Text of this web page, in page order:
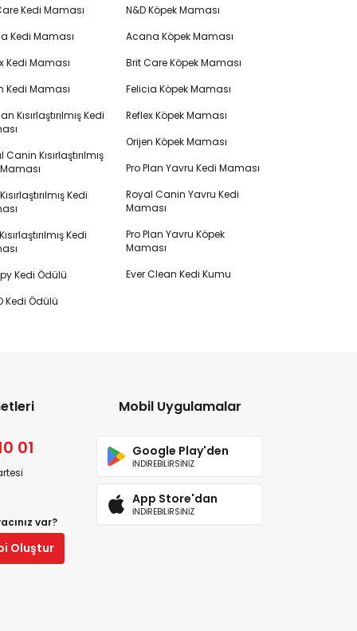
Kedi Maması
Kedi Maması
Kedi Maması
Kedi Maması
Kısırlaştırılmış Kedi
Canin Kısırlaştırılmış
Kedi
Kedi
Kedi Ödülü
Kedi Ödülü
N&D Köpek Maması
Acana Köpek Maması
Brit Care Köpek Maması
Felicia Köpek Maması
Reflex Köpek Maması
Orijen Köpek Maması
Pro Plan Yavru Kedi Maması
Royal Canin Yavru Kedi
Maması
Pro Plan Yavru Köpek
Maması
Ever Clean Kedi Kumu
01
var?
Oluştur
Mobil Uygulamalar
Google Play'den
İNDİREBİLİRSİNİZ
App Store'dan
İNDİREBİLİRSİNİZ